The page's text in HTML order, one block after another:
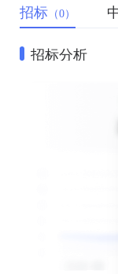
招标 （0）
招标分析